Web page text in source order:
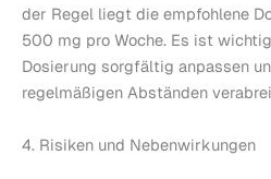
der Regel liegt die empfohlene
500 mg pro Woche. Es ist
Dosierung sorgfältig anpassen
regelmäßigen Abständen
4. Risiken und Nebenwirkungen